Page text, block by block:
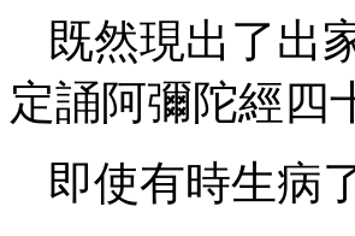
既然現出了出
定誦阿彌陀經四
即使有時生病